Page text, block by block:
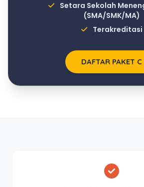
Setara Sekolah
(SMA/SMK/MA)
Terakreditasi
DAFTAR PAKET C